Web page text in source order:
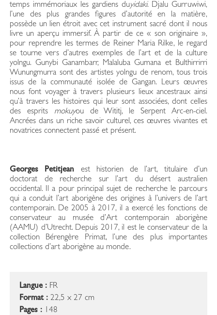
temps immémoriaux les gardiens duyidaki. Djalu Gurruwiwi,
l’une des plus grandes figures d’autorité en la matière,
possède un lien étroit avec cet instrument sacré dont il nous
livre un aperçu immersif. À partir de ce « son originaire »,
pour reprendre les termes de Reiner Maria Rilke, le regard
se tourne vers d’autres exemples de l’art et de la culture
yolngu. Gunybi Ganambarr, Malaluba Gumana et Bulthirrirri
Wunungmurra sont des artistes yolngu de renom, tous trois
issus de la communauté isolée de Gangan. Leurs œuvres
nous font voyager à travers plusieurs lieux ancestraux ainsi
qu’à travers les histoires qui leur sont associées, dont celles
des esprits mokuyou de Wititj, le Serpent Arc-en-ciel.
Ancrées dans un riche savoir culturel, ces œuvres vivantes et
novatrices connectent passé et présent.
Georges Petitjean est historien de l’art, titulaire d’un
doctorat de recherche sur l’art du désert australien
occidental. Il a pour principal sujet de recherche le parcours
qui a conduit l’art aborigène des origines à l’univers de l’art
contemporain. De 2005 à 2017, il a exercé les fonctions de
conservateur au musée d’Art contemporain aborigène
(AAMU) d’Utrecht. Depuis 2017, il est le conservateur de la
collection Bérengère Primat, l’une des plus importantes
collections d’art aborigène au monde.
Langue : FR
Format : 22,5 x 27 cm
Pages : 148